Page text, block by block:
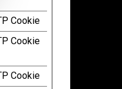
Cookie
Cookie
Cookie